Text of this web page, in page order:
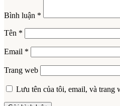
Bình luận *
Tên *
Email *
Trang web
Lưu tên của tôi, email, và trang